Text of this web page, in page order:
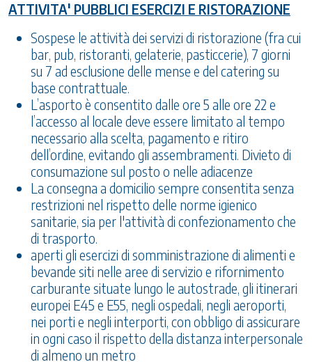
ATTIVITA' PUBBLICI ESERCIZI E RISTORAZIONE
Sospese le attività dei servizi di ristorazione (fra cui
bar, pub, ristoranti, gelaterie, pasticcerie), 7 giorni
su 7 ad esclusione delle mense e del catering su
base contrattuale.
L’asporto è consentito dalle ore 5 alle ore 22 e
l’accesso al locale deve essere limitato al tempo
necessario alla scelta, pagamento e ritiro
dell’ordine, evitando gli assembramenti. Divieto di
consumazione sul posto o nelle adiacenze
La consegna a domicilio sempre consentita senza
restrizioni nel rispetto delle norme igienico
sanitarie, sia per l'attività di confezionamento che
di trasporto.
aperti gli esercizi di somministrazione di alimenti e
bevande siti nelle aree di servizio e rifornimento
carburante situate lungo le autostrade, gli itinerari
europei E45 e E55, negli ospedali, negli aeroporti,
nei porti e negli interporti, con obbligo di assicurare
in ogni caso il rispetto della distanza interpersonale
di almeno un metro